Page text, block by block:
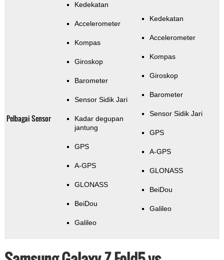
Pelbagai Sensor
Kedekatan
Accelerometer
Kompas
Giroskop
Barometer
Sensor Sidik Jari
Kadar degupan
jantung
GPS
A-GPS
GLONASS
BeiDou
Galileo
Kedekatan
Accelerometer
Kompas
Giroskop
Barometer
Sensor Sidik Jari
GPS
A-GPS
GLONASS
BeiDou
Galileo